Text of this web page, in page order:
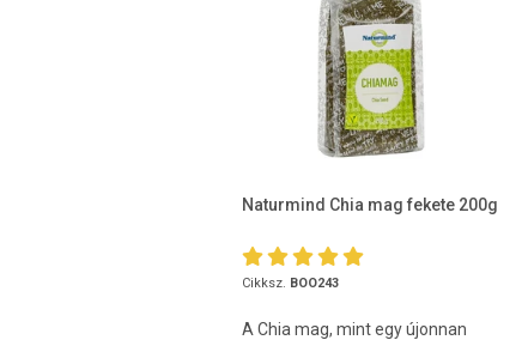
Naturmind Chia mag fekete 200g
Cikksz. BOO243
A Chia mag, mint egy újonnan